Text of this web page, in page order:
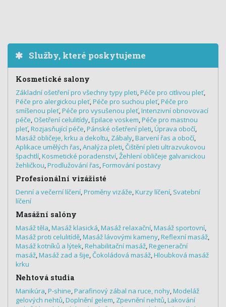
Služby, které poskytujeme
Kosmetické salony
Základní ošetření pro všechny typy pleti,Péče pro citlivou pleť,
Péče pro alergickou pleť,Péče pro suchou pleť,Péče pro
smíšenou pleť,Péče pro vysušenou pleť,Intenzivní obnovovací
péče, Ošetření celulitídy,Epilace voskem,Péče pro mastnou
pleť,Rozjasňující péče,Pánské ošetření pleti,Úprava obočí,
Masáž obličeje, krku a dekoltu, Zábaly,Barvení řas a obočí,
Aplikace umělých řas,Analýza pleti,Čištění pleti ultrazvukovou
špachtlí,Kosmetické poradenství,Žehlení obličeje galvanickou
žehličkou,Prodlužování řas,Formování postavy
Profesionální vizážisté
Denní a večerní líčení,Proměny vizáže,Kurzy líčení, Svatební
líčení
Masážní salóny
Masáž těla,Masáž klasická,Masáž relaxační,Masáž sportovní,
Masáž proti celulitídě,Masáž lávovými kameny,Reflexní masáž,
Masáž kotníků a lýtek,Rehabilitační masáž,Regenerační
masáž,Masáž zad a šije,Čokoládová masáž,Hloubková masáž
krku
Nehtová studia
Manikúra,P-shine,Parafinový zábal na ruce, nohy,Modeláž
gelových nehtů,Doplnění gelem, Zpevnění nehtů,Lakování